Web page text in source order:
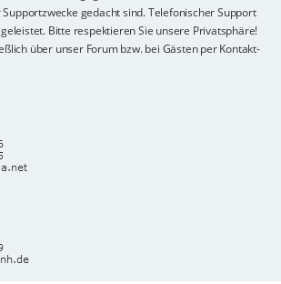
gedacht sind. Telefonischer Support
Bitte respektieren Sie unsere Privatsphäre!
über unser Forum bzw. bei Gästen per Kontakt-